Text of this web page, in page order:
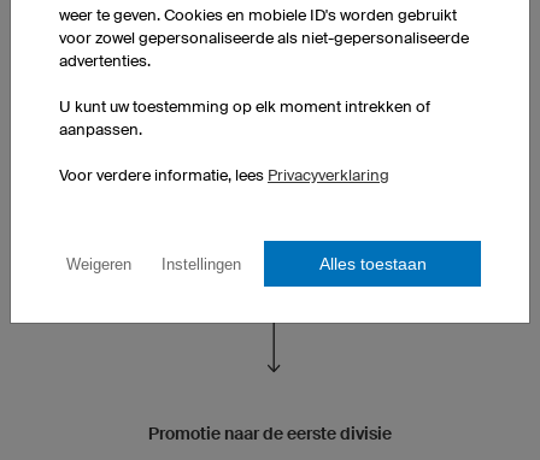
Op zijn eerste verjaardag krijgt de kleine een minishirt in het
Promotie naar de eerste divisie
weer te geven. Cookies en mobiele ID's worden gebruikt
voor zowel gepersonaliseerde als niet-gepersonaliseerde
advertenties.
U kunt uw toestemming op elk moment intrekken of
aanpassen.
Voor verdere informatie, lees Privacyverklaring
Weigeren Instellingen Alles toestaan